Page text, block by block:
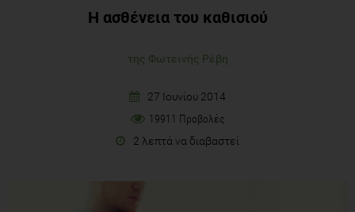
Η ασθένεια του καθισιού
της Φωτεινής Ρέβη
27 Ιουνίου 2014
19911 Προβολές
2 λεπτά να διαβαστεί